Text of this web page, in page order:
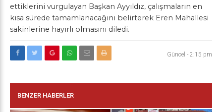
ettiklerini vurgulayan Başkan Ayyıldız, çalışmaların en
kısa sürede tamamlanacağını belirterek Eren Mahallesi
sakinlerine hayırlı olmasını diledi.
Güncel - 2:15 pm
BENZER HABERLER